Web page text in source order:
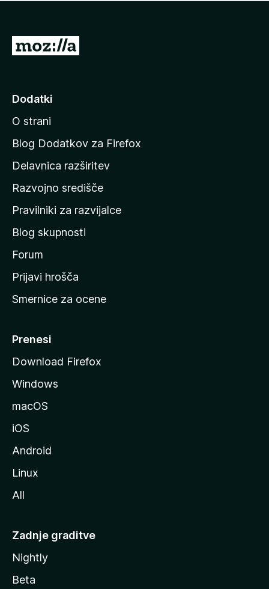
i
e
n
o
P
d
n
a
o
m
a
o
s
t
a
M
z
i
e
Dodatki
O strani
Blog Dodatkov za Firefox
Delavnica razširitev
Razvojno središče
Pravilniki za razvijalce
Blog skupnosti
Forum
Prijavi hrošča
Smernice za ocene
Prenesi
Download Firefox
Windows
macOS
iOS
Android
Linux
All
Zadnje graditve
Nightly
Beta